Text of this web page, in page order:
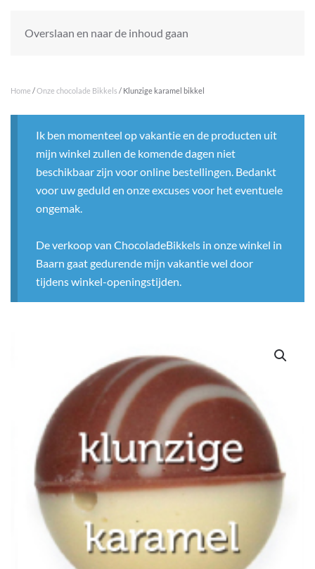
Overslaan en naar de inhoud gaan
Home /Onze chocolade Bikkels / Klunzige karamel bikkel
Ik ben momenteel op vakantie en de producten uit
mijn winkel zullen de komende dagen niet
beschikbaar zijn voor online bestellingen. Bedankt
voor uw geduld en onze excuses voor het eventuele
ongemak.
De verkoop van ChocoladeBikkels in onze winkel in
Baarn gaat gedurende mijn vakantie wel door
tijdens winkel-openingstijden.